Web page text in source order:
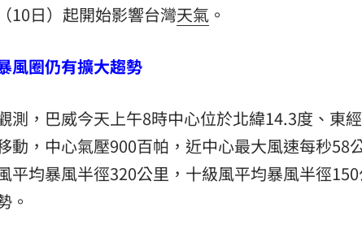
10日）起開始影響台灣天氣 。
圈仍有擴大趨勢
測，巴威今天上午8時中心位於北緯14.3度、東
動，中心氣壓900百帕，近中心最大風速每秒58
平均暴風半徑320公里，十級風平均暴風半徑
。